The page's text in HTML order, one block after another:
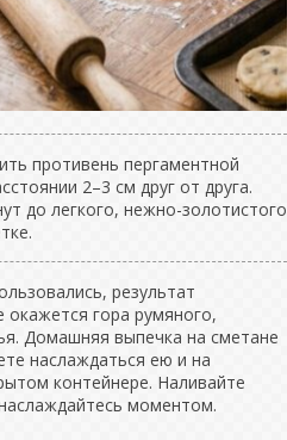
противень пергаментной
2–3 см друг от друга.
до легкого, нежно-золотистого
результат
гора румяного,
Домашняя выпечка на сметане
наслаждаться ею и на
контейнере. Наливайте
моментом.